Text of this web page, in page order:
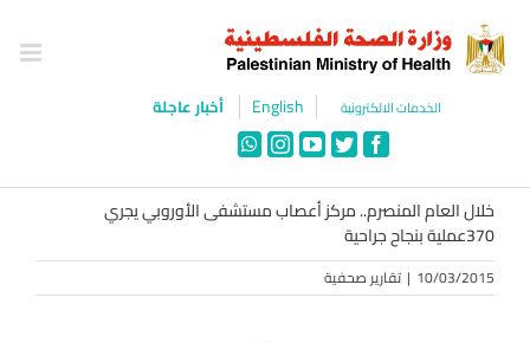
content
الخدمات الالكترونية English أخبار عاجلة
Facebook
Twitter
YouTube
Instagram
WhatsApp
خلال العام المنصرم.. مركز أعصاب مستشفى الأوروبي يجري
370عملية بنجاح جراحية
10/03/2015
| تقارير صحفية